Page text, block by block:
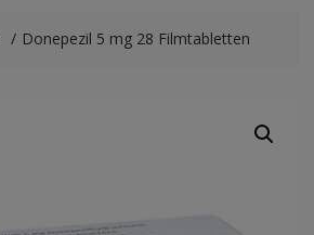
Donepezil 5 mg 28 Filmtabletten